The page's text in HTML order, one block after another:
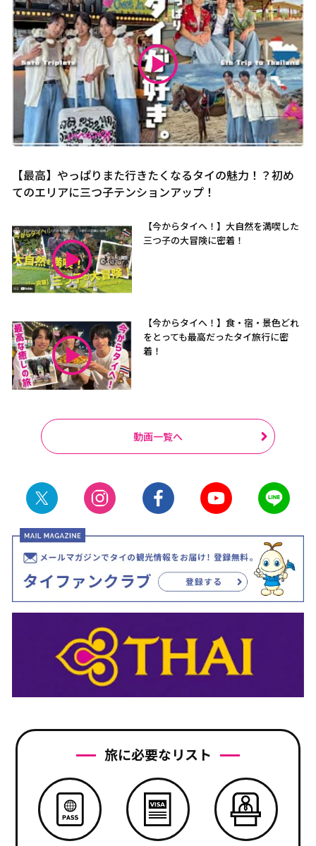
【最高】やっぱりまた行きたくなるタイの魅力！？初め
てのエリアに三つ子テンションアップ！
【今からタイへ！】大自然を満喫した
三つ子の大冒険に密着！
【今からタイへ！】食・宿・景色どれ
をとっても最高だったタイ旅行に密
着！
動画一覧へ
旅に必要なリスト